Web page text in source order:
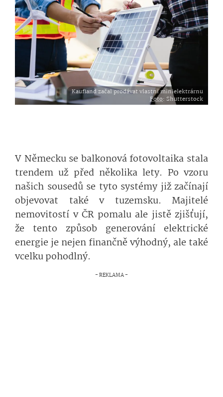
Kaufland začal prodávat vlastní minielektrárnu
Foto: Shutterstock
V Německu se balkonová fotovoltaika stala
trendem už před několika lety. Po vzoru
našich sousedů se tyto systémy již začínají
objevovat také v tuzemsku. Majitelé
nemovitostí v ČR pomalu ale jistě zjišťují,
že tento způsob generování elektrické
energie je nejen finančně výhodný, ale také
vcelku pohodlný.